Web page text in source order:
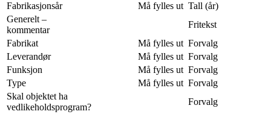
Fabrikasjonsår
Må fylles ut Tall (år)
Generelt –
kommentar
Fritekst
Fabrikat
Må fylles ut Forvalg
Leverandør
Må fylles ut Forvalg
Funksjon
Må fylles ut Forvalg
Type
Må fylles ut Forvalg
Skal objektet ha
vedlikeholdsprogram?
Forvalg